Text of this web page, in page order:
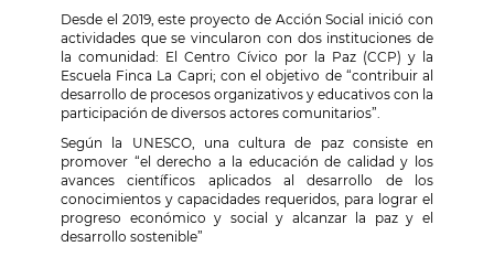
Desde el 2019,este proyecto de Acción Social inició con
actividades que se vincularon con dos instituciones de
la comunidad: El Centro Cívico por la Paz (CCP) y la
Escuela Finca La Capri; con el objetivo de “contribuir al
desarrollo de procesos organizativos y educativos con la
participación de diversos actores comunitarios”.
Según la UNESCO, una cultura de paz consiste en
promover “el derecho a la educación de calidad y los
avances científicos aplicados al desarrollo de los
conocimientos y capacidades requeridos, para lograr el
progreso económico y social y alcanzar la paz y el
desarrollo sostenible”